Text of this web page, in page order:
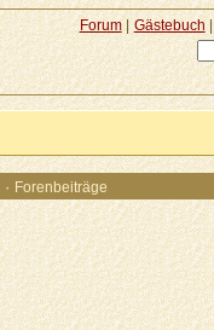
· Forenbeiträge
Forum| Gästebuch|